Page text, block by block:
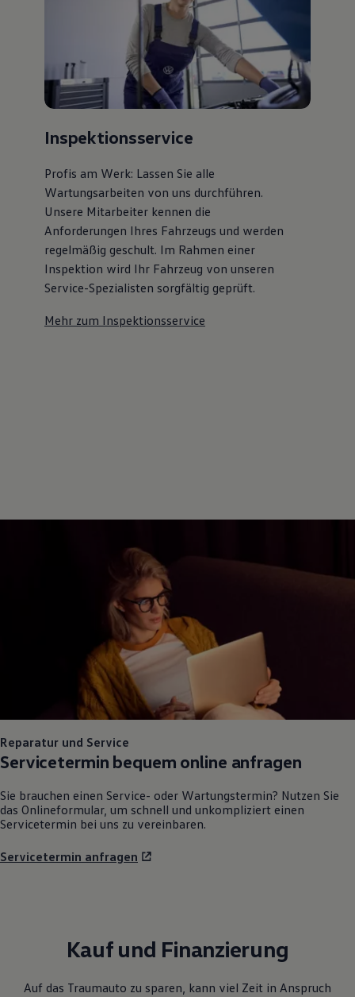
Inspektionsservice
Profis am Werk: Lassen Sie alle
Wartungsarbeiten von uns durchführen.
Unsere Mitarbeiter kennen die
Anforderungen Ihres Fahrzeugs und werden
regelmäßig geschult. Im Rahmen einer
Inspektion wird Ihr Fahrzeug von unseren
Service-Spezialisten sorgfältig geprüft.
Mehr zum Inspektionsservice
Reparatur und Service
Servicetermin bequem online anfragen
Sie brauchen einen Service- oder Wartungstermin? Nutzen Sie
das Onlineformular, um schnell und unkompliziert einen
Servicetermin bei uns zu vereinbaren.
Servicetermin anfragen
Kauf und Finanzierung
Auf das Traumauto zu sparen, kann viel Zeit in Anspruch